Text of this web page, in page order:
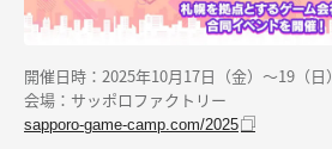
開催日時：2025年10月17日（金）～19（日）
会場：サッポロファクトリー
sapporo-game-camp.com/2025